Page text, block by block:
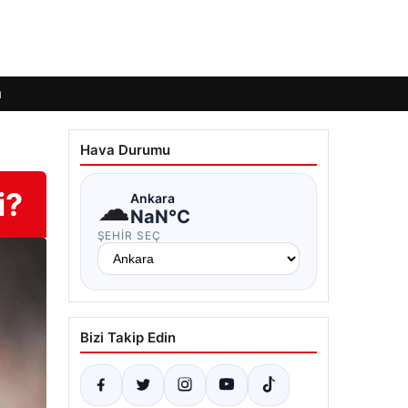
Hava Durumu
☁Ankara
NaN°C
ŞEHIR SEÇ
Bizi Takip Edin